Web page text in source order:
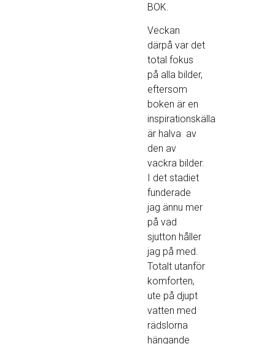
BOK.
Veckan
därpå var det
total fokus
på alla bilder,
eftersom
boken är en
inspirationskälla
är halva av
den av
vackra bilder.
I det stadiet
funderade
jag ännu mer
på vad
sjutton håller
jag på med.
Totalt utanför
komforten,
ute på djupt
vatten med
rädslorna
hängande